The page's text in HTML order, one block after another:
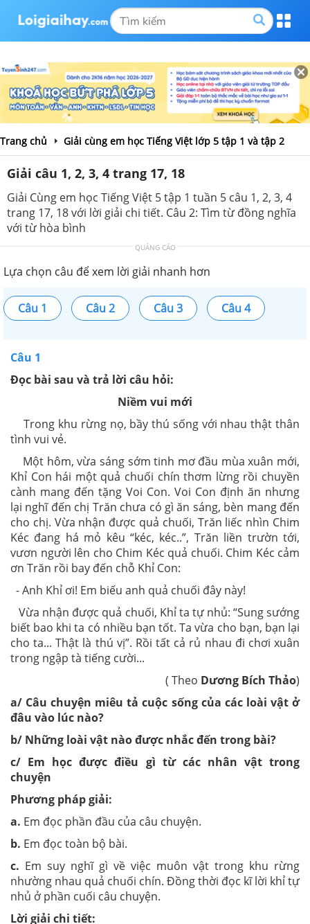
Trang chủ Giải cùng em học Tiếng Việt lớp 5 tập 1 và tập 2
Giải câu 1, 2, 3, 4 trang 17, 18
Giải Cùng em học Tiếng Việt 5 tập 1 tuần 5 câu 1, 2, 3, 4
trang 17, 18 với lời giải chi tiết. Câu 2: Tìm từ đồng nghĩa
với từ hòa bình
QUẢNG CÁO
Lựa chọn câu để xem lời giải nhanh hơn
Câu 1 Câu 2 Câu 3 Câu 4
Câu 1
Đọc bài sau và trả lời câu hỏi:
Niềm vui mới
Trong khu rừng nọ, bầy thú sống với nhau thật thân
tình vui vẻ.
Một hôm, vừa sáng sớm tinh mơ đầu mùa xuân mới,
Khỉ Con hái một quả chuối chín thơm lừng rồi chuyền
cành mang đến tặng Voi Con. Voi Con định ăn nhưng
lại nghĩ đến chị Trăn chưa có gì ăn sáng, bèn mang đến
cho chị. Vừa nhận được quả chuối, Trăn liếc nhìn Chim
Kéc đang há mỏ kêu “kéc, kéc..”, Trăn liền trườn tới,
vươn người lên cho Chim Kéc quả chuối. Chim Kéc cảm
ơn Trăn rồi bay đến chỗ Khỉ Con:
- Anh Khỉ ơi! Em biếu anh quả chuối đây này!
Vừa nhận được quả chuối, Khỉ ta tự nhủ: “Sung sướng
biết bao khi ta có nhiều bạn tốt. Ta vừa cho bạn, bạn lại
cho ta... Thật là thú vị”. Rồi tất cả rủ nhau đi chơi xuân
trong ngập tà tiếng cười...
( Theo Dương Bích Thảo)
a/ Câu chuyện miêu tả cuộc sống của các loài vật ở
đâu vào lúc nào?
b/ Những loài vật nào được nhắc đến trong bài?
c/ Em học được điều gì từ các nhân vật trong
chuyện
Phương pháp giải:
a. Em đọc phần đầu của câu chuyện.
b. Em đọc toàn bộ bài.
c. Em suy nghĩ gì về việc muôn vật trong khu rừng
nhường nhau quả chuối chín. Đồng thời đọc kĩ lời khỉ tự
nhủ ở phần cuối câu chuyện.
Lời giải chi tiết: